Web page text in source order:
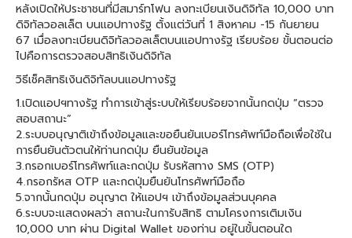
หลังเปิดให้ประชาชนที่มีสมาร์ทโฟน ลงทะเบียนเงินดิจิทัล 10,000 บาท
ดิจิทัลวอลเล็ต บนแอปทางรัฐ ตั้งแต่วันที่ 1 สิงหาคม -15 กันยายน
67 เมื่อลงทะเบียนดิจิทัลวอลเล็ตบนแอปทางรัฐ เรียบร้อย ขั้นตอนต่อ
ไปคือการตรวจสอบสิทธิเงินดิจิทัล
วิธีเช็คสิทธิเงินดิจิทัลบนแอปทางรัฐ
1.เปิดแอปฯทางรัฐ ทำการเข้าสู่ระบบให้เรียบร้อยจากนั้นกดปุ่ม “ตรวจ
สอบสถานะ”
2.ระบบอนุญาติเข้าถึงข้อมูลและขอยืนยันเบอร์โทรศัพท์มือถือเพื่อใช้ใน
การยืนยันตัวตนให้ท่านกดปุ่ม ยืนยันข้อมูล
3.กรอกเบอร์โทรศัพท์และกดปุ่ม รับรหัสทาง SMS (OTP)
4.กรอกรัหส OTP และกดปุ่มยืนยันโทรศัพท์มือถือ
5.จากนั้นกดปุ่ม อนุญาต ให้แอปฯ เข้าถึงข้อมูลส่วนบุคคล
6.ระบบจะแสดงผลว่า สถานะในการับสิทธิ ตามโครงการเติมเงิน
10,000 บาท ผ่าน Digital Wallet ของท่าน อยู่ในขั้นตอนใด